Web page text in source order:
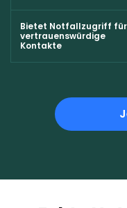
Bietet Notfallzugriff für
vertrauenswürdige
Kontakte